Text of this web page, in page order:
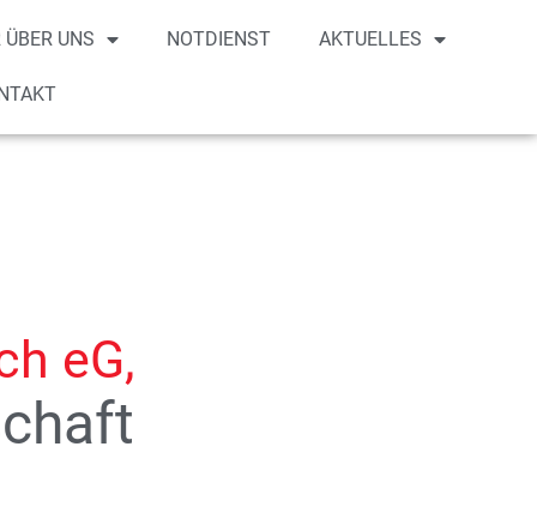
ÜBER UNS NOTDIENST AKTUELLES
eG,